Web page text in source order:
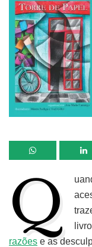
Q
razões e as